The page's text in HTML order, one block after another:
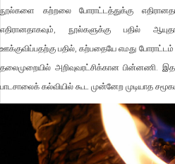
நூல்களை கற்றலை போராட்டத்துக்கு
எதிரானதாகவும், நூல்களுக்கு பதில்
ஊக்குவிப்பதற்கு பதில், கற்பதையே எமது
தலைமுறையில் அறிவுவரட்சிக்கான பின்னணி.
பாடசாலைக் கல்வியில் கூட முன்னேற முடியாத